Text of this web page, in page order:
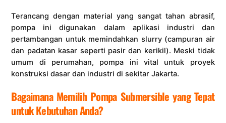
Terancang dengan material yang sangat tahan abrasif,
pompa ini digunakan dalam aplikasi industri dan
pertambangan untuk memindahkan slurry (campuran air
dan padatan kasar seperti pasir dan kerikil). Meski tidak
umum di perumahan, pompa ini vital untuk proyek
konstruksi dasar dan industri di sekitar Jakarta.
Bagaimana Memilih Pompa Submersible yang Tepat
untuk Kebutuhan Anda?